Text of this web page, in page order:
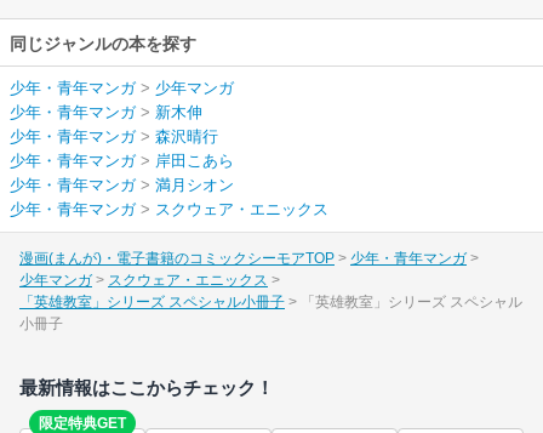
同じジャンルの本を探す
少年・青年マンガ> 少年マンガ
少年・青年マンガ> 新木伸
少年・青年マンガ> 森沢晴行
少年・青年マンガ> 岸田こあら
少年・青年マンガ> 満月シオン
少年・青年マンガ> スクウェア・エニックス
漫画(まんが)・電子書籍のコミックシーモアTOP
少年・青年マンガ
少年マンガ
スクウェア・エニックス
「英雄教室」シリーズ スペシャル小冊子
「英雄教室」シリーズ スペシャル
小冊子
最新情報はここからチェック！
限定特典GET